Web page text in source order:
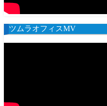
ツムラオフィスMV